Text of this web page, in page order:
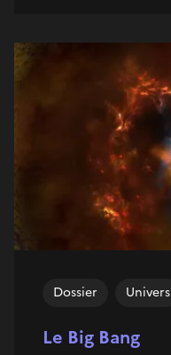
Le Big Bang
Dossier Univers